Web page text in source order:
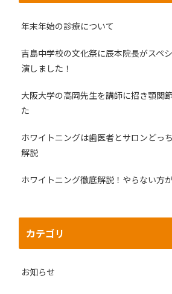
年末年始の診療について
吉島中学校の文化祭に辰本院長がスペ
演しました！
大阪大学の高岡先生を講師に招き顎関
た
ホワイトニングは歯医者とサロンどっ
解説
ホワイトニング徹底解説！やらない方
カテゴリ
お知らせ